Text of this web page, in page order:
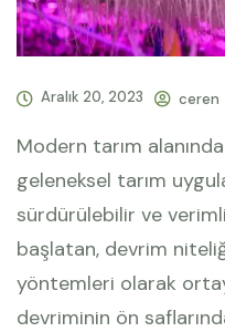
Aralık 20, 2023 ceren
Modern tarım
geleneksel tarım
sürdürülebilir ve
başlatan, devrim
yöntemleri olarak
devriminin ön